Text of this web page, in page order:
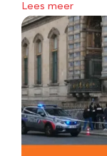
Lees meer